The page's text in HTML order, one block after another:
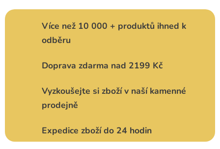
Více než 10 000 + produktů ihned k
odběru
Doprava zdarma nad 2199 Kč
Vyzkoušejte si zboží v naší kamenné
prodejně
Expedice zboží do 24 hodin